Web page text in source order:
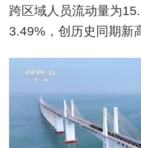
跨区域人员流动量为
3.49%，创历史同期新